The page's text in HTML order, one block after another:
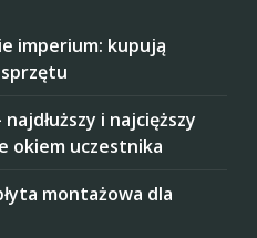
imperium: kupują
i najcięższy
okiem uczestnika
montażowa dla